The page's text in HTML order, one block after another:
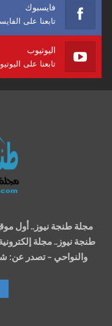
فايسبوك
تابعنا على
اليوتيوب
تابعنا على
مجلة طنجة نيوز.. أول
طنجة نيوز.. مجلة
والنواحي – تصدر عن: